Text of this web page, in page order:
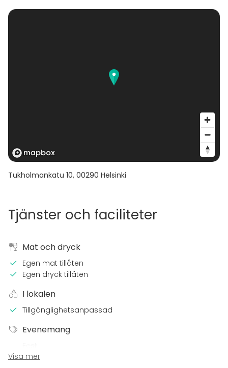
Tukholmankatu 10, 00290 Helsinki
Tjänster och faciliteter
Mat och dryck
Egen mat tillåten
Egen dryck tillåten
I lokalen
Tillgänglighetsanpassad
Evenemang
Bröllop
Visa mer